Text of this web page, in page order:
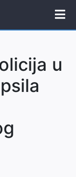
u